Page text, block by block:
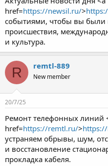
href=https://newsil.ru/>
событиями, чтобы вы были
происшествия,
и культура.
R remtl-889
New member
20/7/25
Ремонт телефонных линий
href=https://remtl.ru/>
устраняем обрывы, шум,
и восстановление
прокладка кабеля.